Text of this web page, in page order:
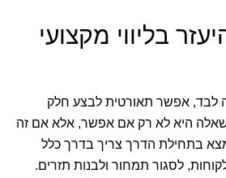
בליווי מקצועי
אפשר תאורטית לבצע חלק
היא לא רק אם אפשר, אלא אם זה
בתחילת הדרך צריך בדרך כלל
לסגור תמחור ולבנות תזרים.